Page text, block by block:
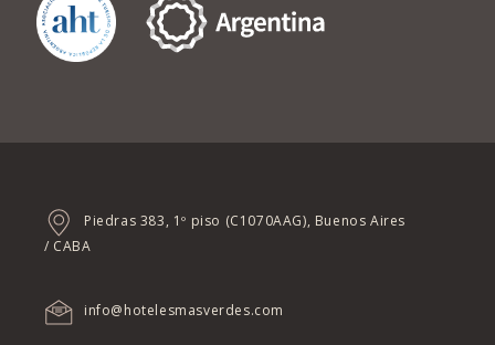
Piedras 383, 1º piso (C1070AAG), Buenos Aires
/ CABA
info@hotelesmasverdes.com